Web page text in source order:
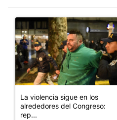
Un artículo de tendencia con
La violencia sigue en los
alrededores del Congreso:
rep...